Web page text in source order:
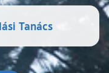
Tanács